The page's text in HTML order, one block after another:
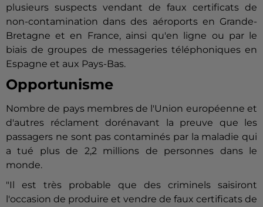
plusieurs suspects vendant de faux certificats de
non-contamination dans des aéroports en Grande-
Bretagne et en France, ainsi qu'en ligne ou par le
biais de groupes de messageries téléphoniques en
Espagne et aux Pays-Bas.
Opportunisme
Nombre de pays membres de l'Union européenne et
d'autres réclament dorénavant la preuve que les
passagers ne sont pas contaminés par la maladie qui
a tué plus de 2,2 millions de personnes dans le
monde.
"Il est très probable que des criminels saisiront
l'occasion de produire et vendre de faux certificats de